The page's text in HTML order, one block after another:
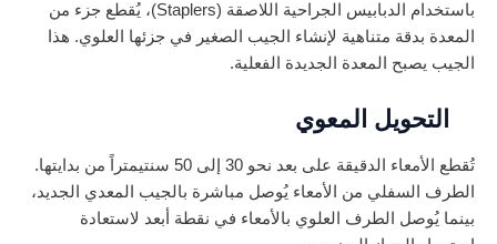
باستخدام الدبابيس الجراحية اللاصقة (Staplers)، يُقطع جزء من
المعدة بدقة متناهية لإنشاء الجيب الصغير في جزئها العلوي. هذا
الجيب يصبح المعدة الجديدة الفعلية.
التحويل المعوي
تُقطع الأمعاء الدقيقة على بعد نحو 30 إلى 50 سنتيمتراً من بدايتها.
الطرف السفلي من الأمعاء يُوصل مباشرة بالجيب المعدي الجديد،
بينما يُوصل الطرف العلوي بالأمعاء في نقطة أبعد لاستعادة